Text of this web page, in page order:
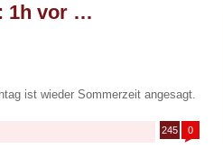
1h vor …
ist wieder Sommerzeit angesagt.
245 0